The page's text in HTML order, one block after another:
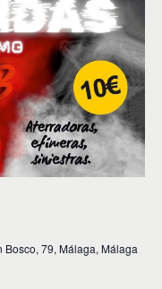
Bosco, 79, Málaga, Málaga